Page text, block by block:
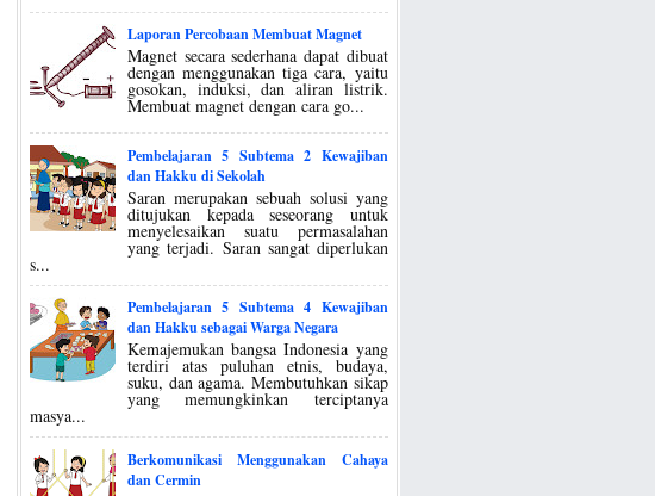
Laporan Percobaan Membuat Magnet
Magnet secara sederhana dapat dibuat
dengan menggunakan tiga cara, yaitu
gosokan, induksi, dan aliran listrik.
Membuat magnet dengan cara go...
Pembelajaran 5 Subtema 2 Kewajiban
dan Hakku di Sekolah
Saran merupakan sebuah solusi yang
ditujukan kepada seseorang untuk
menyelesaikan suatu permasalahan
yang terjadi. Saran sangat diperlukan
s...
Pembelajaran 5 Subtema 4 Kewajiban
dan Hakku sebagai Warga Negara
Kemajemukan bangsa Indonesia yang
terdiri atas puluhan etnis, budaya,
suku, dan agama. Membutuhkan sikap
yang memungkinkan terciptanya
masya...
Berkomunikasi Menggunakan Cahaya
dan Cermin